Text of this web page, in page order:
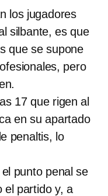
los jugadores
silbante, es que
que se supone
pero
17 que rigen al
en su apartado
penaltis, lo
punto penal se
el partido y, a